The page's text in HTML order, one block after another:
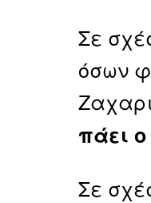
Σε
όσων
πάει ο
Σε